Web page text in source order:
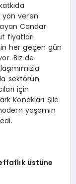
yön veren
Candar
fiyatları
her geçen gün
Biz de
sektörün
için
Konakları Şile
yaşamın
üstüne